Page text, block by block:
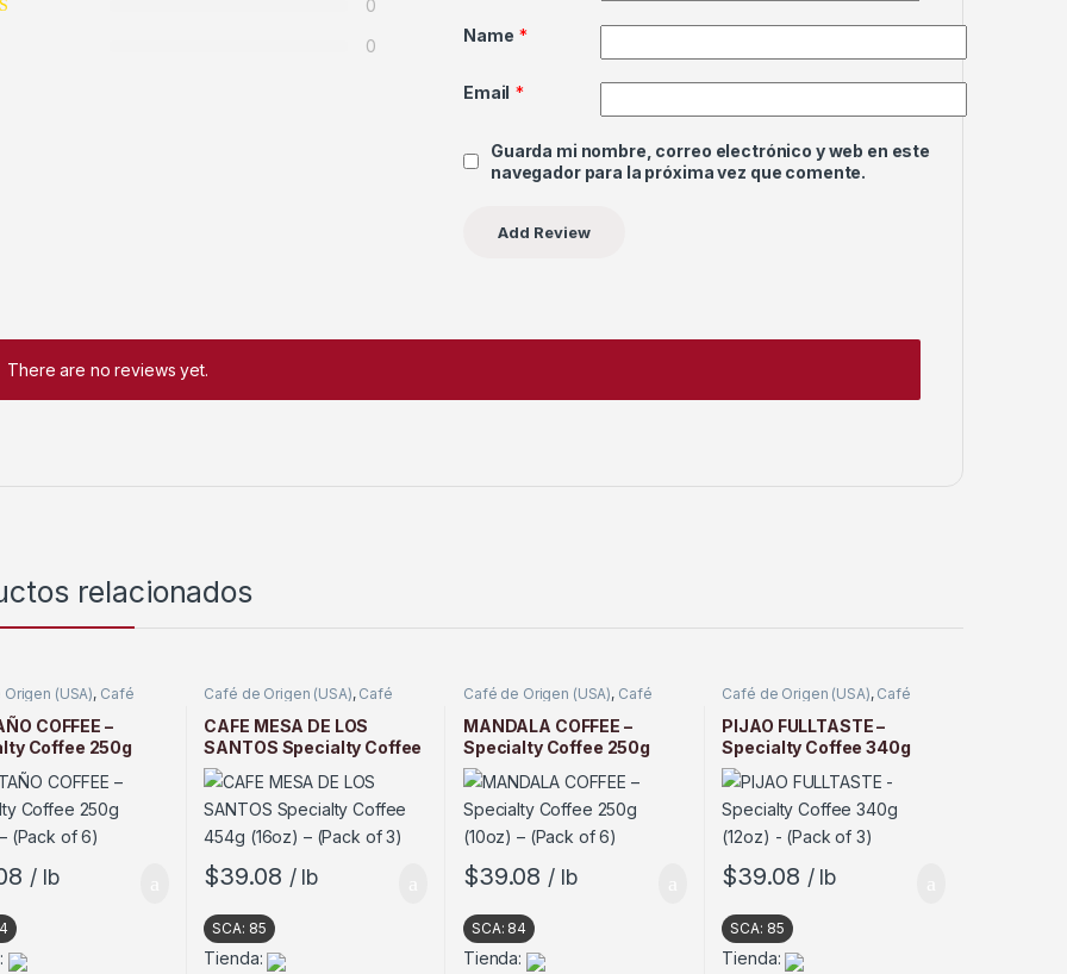
0
0
Name *
Email *
Guarda mi nombre, correo electrónico y web en este
navegador para la próxima vez que comente.
There are no reviews yet.
relacionados
(USA), Café
COFFEE –
Coffee 250g
(Pack of 6)
/ lb
Café de Origen (USA), Café
CAFE MESA DE LOS
SANTOS Specialty Coffee
454g (16oz) – (Pack of 3)
$39.08 / lb
SCA: 85
Tienda:
Café de Origen (USA), Café
MANDALA COFFEE –
Specialty Coffee 250g
(10oz) – (Pack of 6)
$39.08 / lb
SCA: 84
Tienda:
Café de Origen (USA), Café
PIJAO FULLTASTE –
Specialty Coffee 340g
(12oz) – (Pack of 3)
$39.08 / lb
SCA: 85
Tienda: